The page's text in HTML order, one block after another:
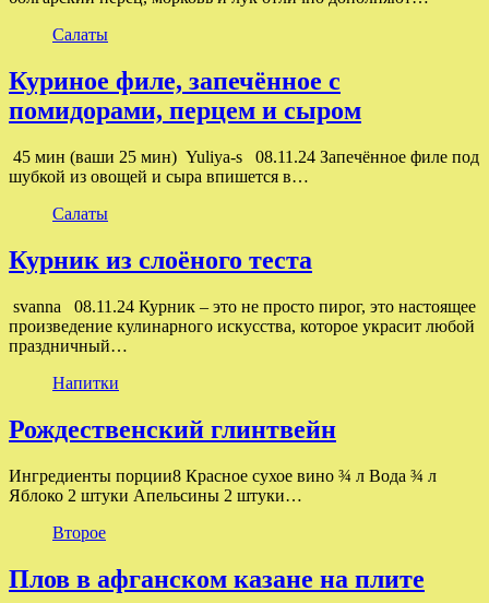
Салаты
Куриное филе, запечённое с
помидорами, перцем и сыром
45 мин (ваши 25 мин) Yuliya-s 08.11.24 Запечённое филе под
шубкой из овощей и сыра впишется в…
Салаты
Курник из слоёного теста
svanna 08.11.24 Курник – это не просто пирог, это настоящее
произведение кулинарного искусства, которое украсит любой
праздничный…
Напитки
Рождественский глинтвейн
Ингредиенты порции8 Красное сухое вино ¾ л Вода ¾ л
Яблоко 2 штуки Апельсины 2 штуки…
Второе
Плов в афганском казане на плите